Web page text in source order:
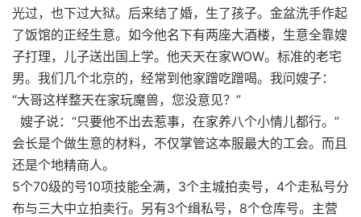
光过，也下过大狱。后来结了婚，生了孩子。金盆洗手作起
了饭馆的正经生意。如今他名下有两座大酒楼，生意全靠嫂
子打理，儿子送出国上学。他天天在家WOW。标准的老宅
男。我们几个北京的，经常到他家蹭吃蹭喝。我问嫂子：
“大哥这样整天在家玩魔兽，您没意见？”
嫂子说：“只要他不出去惹事，在家养八个小情儿都行。”
会长是个做生意的材料，不仅掌管这本服最大的工会。而且
还是个地精商人。
5个70级的号10项技能全满，3个主城拍卖号，4个走私号分
布与三大中立拍卖行。另有3个缉私号，8个仓库号。主营